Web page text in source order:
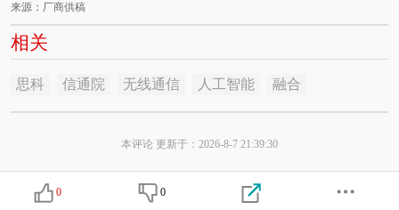
来源：厂商供稿
相关
思科 信通院 无线通信 人工智能 融合
本评论 更新于：2026-8-7 21:39:30
0 0